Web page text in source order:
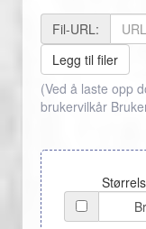
Fil-URL:
Legg til filer
(Ved å laste opp
brukervilkår